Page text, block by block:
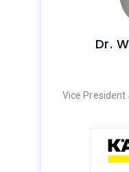
Dr.
Vice President